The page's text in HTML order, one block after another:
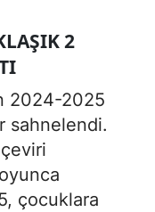
2
2024-2025
sahnelendi.
çocuklara